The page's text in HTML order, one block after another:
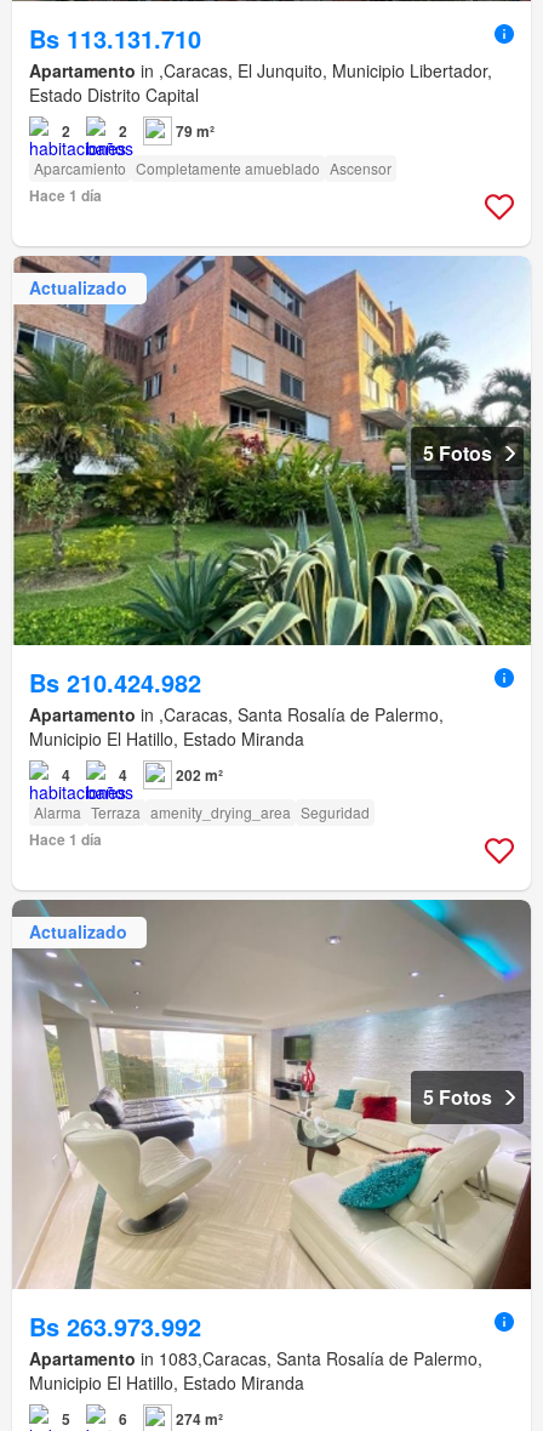
Bs 113.131.710
Apartamento in ,Caracas, El Junquito, Municipio Libertador,
Estado Distrito Capital
2 2 79 m²
Aparcamiento Completamente amueblado Ascensor
Hace 1 día
Actualizado
5 Fotos
Bs 210.424.982
Apartamento in ,Caracas, Santa Rosalía de Palermo,
Municipio El Hatillo, Estado Miranda
4 4 202 m²
Alarma Terraza amenity_drying_area Seguridad
Hace 1 día
Actualizado
5 Fotos
Bs 263.973.992
Apartamento in 1083,Caracas, Santa Rosalía de Palermo,
Municipio El Hatillo, Estado Miranda
5 6 274 m²